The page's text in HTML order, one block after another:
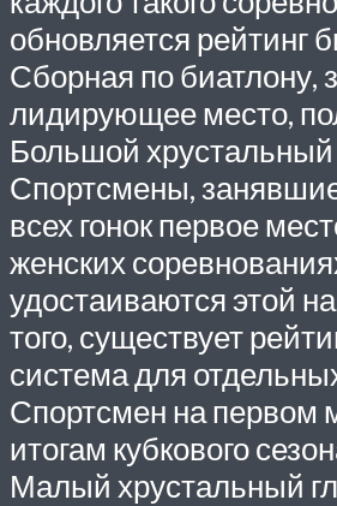
обновляется рейтинг
Сборная по биатлону,
лидирующее место,
Большой хрустальный
Спортсмены,
всех гонок первое
женских
удостаиваются этой
того, существует
система для
Спортсмен на первом
итогам кубкового
Малый хрустальный